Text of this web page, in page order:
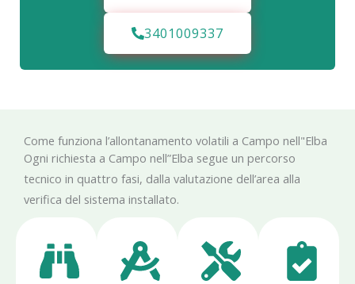
3401009337
Come funziona l’allontanamento volatili a Campo nell"Elba
Ogni richiesta a Campo nell”Elba segue un percorso
tecnico in quattro fasi, dalla valutazione dell’area alla
verifica del sistema installato.